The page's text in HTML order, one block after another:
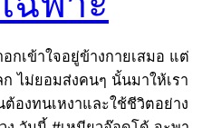
กเข้าใจอยู่ข้างกายเสมอ แต่
ไม่ยอมส่งคนๆ นั้นมาให้เรา
องทนเหงาและใช้ชีวิตอย่าง